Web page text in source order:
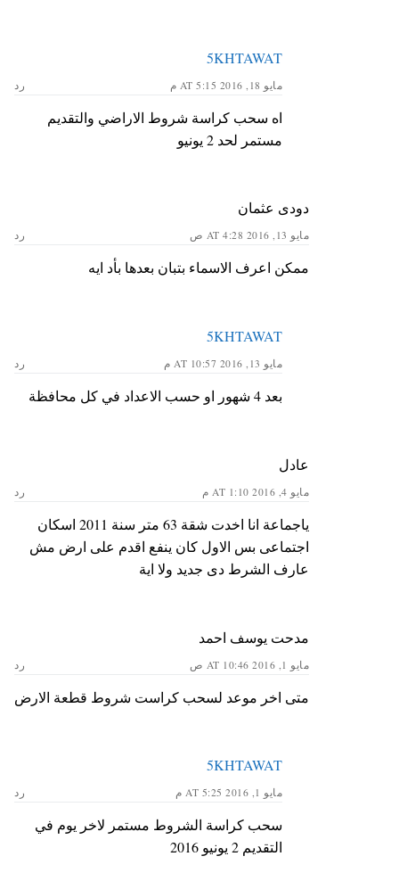
5KHTAWAT
مايو 18, 2016 AT 5:15 م رد
اه سحب كراسة شروط الاراضي والتقديم
مستمر لحد 2 يونيو
دودى عثمان
مايو 13, 2016 AT 4:28 ص رد
ممكن اعرف الاسماء بتبان بعدها بأد ايه
5KHTAWAT
مايو 13, 2016 AT 10:57 م رد
بعد 4 شهور او حسب الاعداد في كل محافظة
عادل
مايو 4, 2016 AT 1:10 م رد
ياجماعة انا اخدت شقة 63 متر سنة 2011 اسكان
اجتماعى بس الاول كان ينفع اقدم على ارض مش
عارف الشرط دى جديد ولا اية
مدحت يوسف احمد
مايو 1, 2016 AT 10:46 ص رد
متى اخر موعد لسحب كراست شروط قطعة الارض
5KHTAWAT
مايو 1, 2016 AT 5:25 م رد
سحب كراسة الشروط مستمر لاخر يوم في
التقديم 2 يونيو 2016